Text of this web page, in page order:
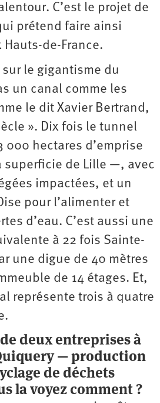
C’est le projet de
prétend faire ainsi
de-France.
le gigantisme du
un canal comme les
le dit Xavier Bertrand,
». Dix fois le tunnel
000 hectares d’emprise
superficie de Lille —, avec
impactées, et un
pour l’alimenter et
d’eau. C’est aussi une
à 22 fois Sainte-
une digue de 40 mètres
de 14 étages. Et,
représente trois à quatre
deux entreprises à
— production
de déchets
la voyez comment ?